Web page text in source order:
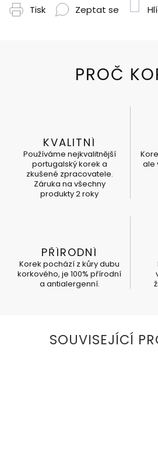
Tisk Zeptat se
KVALITNÍ
Používáme nejkvalitnější
portugalský korek a
zkušené zpracovatele.
Záruka na všechny
produkty 2 roky
ale
PŘÍRODNÍ
Korek pochází z kůry dubu
korkového, je 100% přírodní
a antialergenní.
SOUVISEJÍCÍ